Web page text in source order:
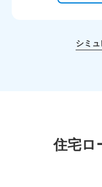
シミ
住宅ロ